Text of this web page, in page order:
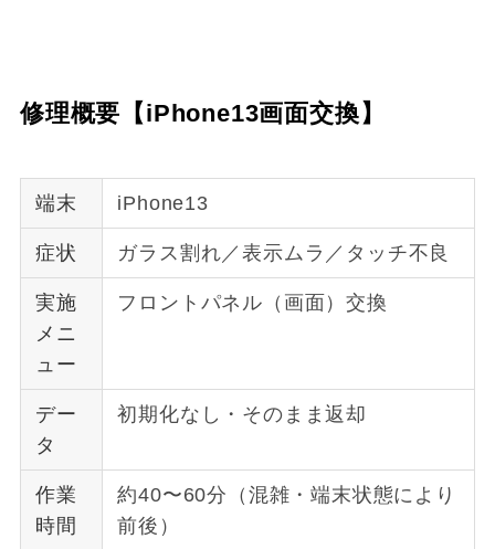
修理概要【iPhone13画面交換】
端末 iPhone13
症状 ガラス割れ／表示ムラ／タッチ不良
実施
メニ
ュー
フロントパネル（画面）交換
デー
タ
初期化なし・そのまま返却
作業
時間
約40〜60分（混雑・端末状態により
前後）